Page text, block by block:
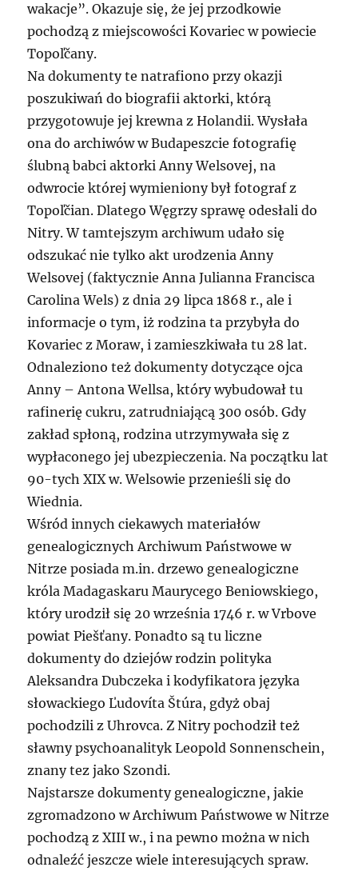
wakacje”. Okazuje się, że jej przodkowie
pochodzą z miejscowości Kovariec w powiecie
Topoľčany.
Na dokumenty te natrafiono przy okazji
poszukiwań do biografii aktorki, którą
przygotowuje jej krewna z Holandii. Wysłała
ona do archiwów w Budapeszcie fotografię
ślubną babci aktorki Anny Welsovej, na
odwrocie której wymieniony był fotograf z
Topoľčian. Dlatego Węgrzy sprawę odesłali do
Nitry. W tamtejszym archiwum udało się
odszukać nie tylko akt urodzenia Anny
Welsovej (faktycznie Anna Julianna Francisca
Carolina Wels) z dnia 29 lipca 1868 r., ale i
informacje o tym, iż rodzina ta przybyła do
Kovariec z Moraw, i zamieszkiwała tu 28 lat.
Odnaleziono też dokumenty dotyczące ojca
Anny – Antona Wellsa, który wybudował tu
rafinerię cukru, zatrudniającą 300 osób. Gdy
zakład spłoną, rodzina utrzymywała się z
wypłaconego jej ubezpieczenia. Na początku lat
90-tych XIX w. Welsowie przenieśli się do
Wiednia.
Wśród innych ciekawych materiałów
genealogicznych Archiwum Państwowe w
Nitrze posiada m.in. drzewo genealogiczne
króla Madagaskaru Maurycego Beniowskiego,
który urodził się 20 września 1746 r. w Vrbove
powiat Piešťany. Ponadto są tu liczne
dokumenty do dziejów rodzin polityka
Aleksandra Dubczeka i kodyfikatora języka
słowackiego Ľudovíta Štúra, gdyż obaj
pochodzili z Uhrovca. Z Nitry pochodził też
sławny psychoanalityk Leopold Sonnenschein,
znany tez jako Szondi.
Najstarsze dokumenty genealogiczne, jakie
zgromadzono w Archiwum Państwowe w Nitrze
pochodzą z XIII w., i na pewno można w nich
odnaleźć jeszcze wiele interesujących spraw.